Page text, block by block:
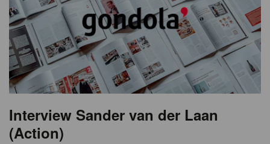
Interview Sander van der Laan
(Action)